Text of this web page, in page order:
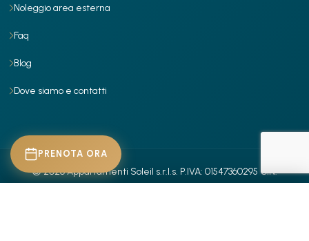
Noleggio area esterna
Faq
Blog
Dove siamo e contatti
© 2026 Appartamenti Soleil s.r.l.s. P.IVA: 01547360295 CIN:
PRENOTA ORA